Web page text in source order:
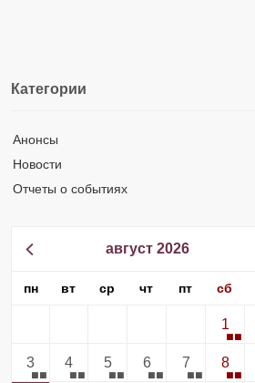
Категории
Анонсы
Новости
Отчеты о событиях
август 2026
пн вт ср чт пт сб
1
3 4 5 6 7 8